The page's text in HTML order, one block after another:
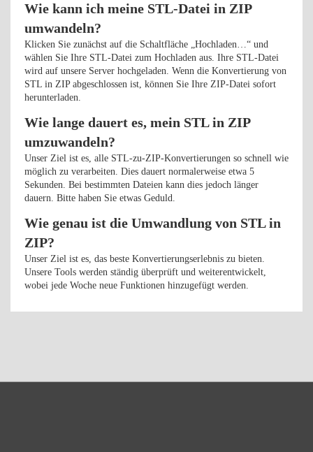
Wie kann ich meine STL-Datei in ZIP
umwandeln?
Klicken Sie zunächst auf die Schaltfläche „Hochladen…“ und
wählen Sie Ihre STL-Datei zum Hochladen aus. Ihre STL-Datei
wird auf unsere Server hochgeladen. Wenn die Konvertierung von
STL in ZIP abgeschlossen ist, können Sie Ihre ZIP-Datei sofort
herunterladen.
Wie lange dauert es, mein STL in ZIP
umzuwandeln?
Unser Ziel ist es, alle STL-zu-ZIP-Konvertierungen so schnell wie
möglich zu verarbeiten. Dies dauert normalerweise etwa 5
Sekunden. Bei bestimmten Dateien kann dies jedoch länger
dauern. Bitte haben Sie etwas Geduld.
Wie genau ist die Umwandlung von STL in
ZIP?
Unser Ziel ist es, das beste Konvertierungserlebnis zu bieten.
Unsere Tools werden ständig überprüft und weiterentwickelt,
wobei jede Woche neue Funktionen hinzugefügt werden.